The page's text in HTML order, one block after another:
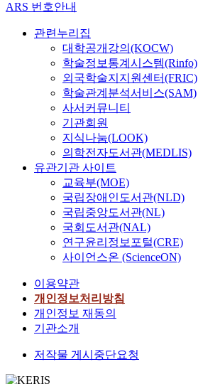
ARS 번호안내
관련누리집
대학공개강의(KOCW)
학술정보통계시스템(Rinfo)
외국학술지지원센터(FRIC)
학술관계분석서비스(SAM)
사서커뮤니티
기관회원
지식나눔(LOOK)
의학전자도서관(MEDLIS)
유관기관 사이트
교육부(MOE)
국립장애인도서관(NLD)
국립중앙도서관(NL)
국회도서관(NAL)
연구윤리정보포털(CRE)
사이언스온 (ScienceON)
이용약관
개인정보처리방침
개인정보 재동의
기관소개
저작물 게시중단요청